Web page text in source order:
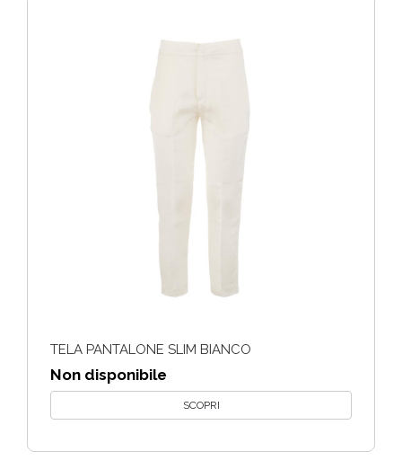
TELA PANTALONE SLIM BIANCO
Non disponibile
SCOPRI